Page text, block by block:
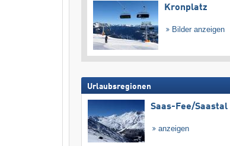
Kronplatz
Bilder anzeigen
Urlaubsregionen
Saas-Fee/​Saastal
anzeigen